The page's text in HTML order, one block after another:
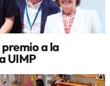
a la
UIMP